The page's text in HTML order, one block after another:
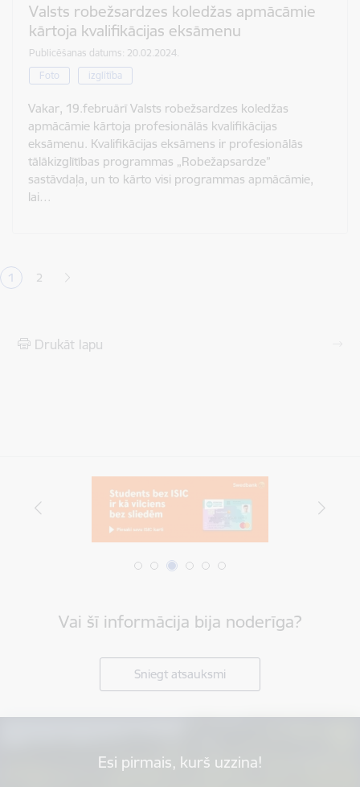
Valsts robežsardzes koledžas apmācāmie
kārtoja kvalifikācijas eksāmenu
Publicēšanas datums: 20.02.2024.
Foto
izglītība
Vakar, 19.februārī Valsts robežsardzes koledžas
apmācāmie kārtoja profesionālās kvalifikācijas
eksāmenu. Kvalifikācijas eksāmens ir profesionālās
tālākizglītības programmas „Robežapsardze”
sastāvdaļa, un to kārto visi programmas apmācāmie,
lai…
Pašreizējā lapa
1 Lapa
2
Drukāt lapu
Vai šī informācija bija noderīga?
Sniegt atsauksmi
Esi pirmais, kurš uzzina!